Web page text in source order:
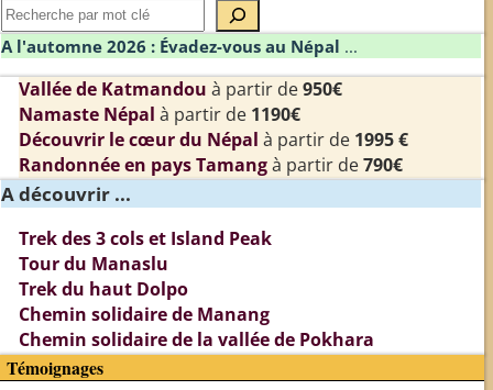
A l'automne 2026 : Évadez-vous au Népal ...
Vallée de Katmandou à partir de950€
Namaste Népal à partir de 1190€
Découvrir le cœur du Népal à partir de 1995 €
Randonnée en pays Tamangà partir de790€
A découvrir ...
Trek des 3 cols et Island Peak
Tour du Manaslu
Trek du haut Dolpo
Chemin solidaire de Manang
Chemin solidaire de la vallée de Pokhara
Témoignages